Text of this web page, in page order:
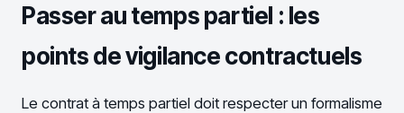
Passer au temps partiel : les
points de vigilance contractuels
Le contrat à temps partiel doit respecter un formalisme